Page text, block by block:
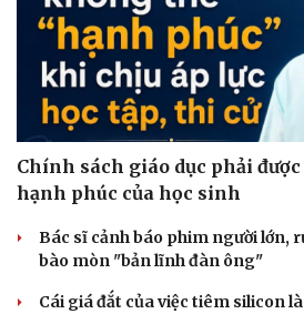
Chính sách giáo dục phải được
hạnh phúc của học sinh
Bác sĩ cảnh báo phim người lớn,
bào mòn "bản lĩnh đàn ông"
Cái giá đắt của việc tiêm silicon